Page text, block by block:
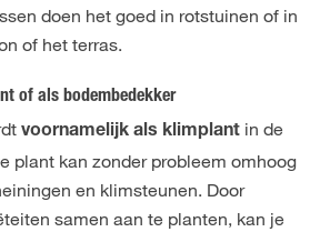
doen het goed in rotstuinen of in
of het terras.
of als bodembedekker
voornamelijk als klimplant in de
plant kan zonder probleem omhoog
en klimsteunen. Door
samen aan te planten, kan je